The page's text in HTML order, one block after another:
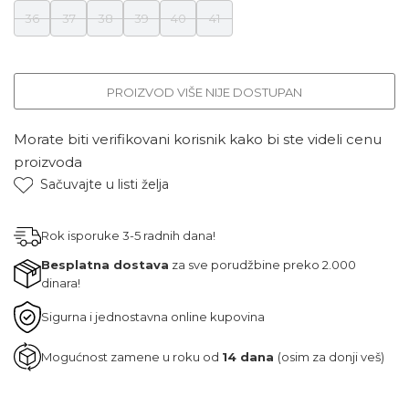
36 37 38 39 40 41
PROIZVOD VIŠE NIJE DOSTUPAN
Morate biti verifikovani korisnik kako bi ste videli cenu
proizvoda
Sačuvajte u listi želja
Rok isporuke 3-5 radnih dana!
Besplatna dostava za sve porudžbine preko 2.000
dinara!
Sigurna i jednostavna online kupovina
Mogućnost zamene u roku od 14 dana (osim za donji veš)